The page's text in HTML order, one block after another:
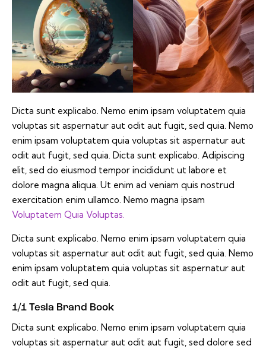
Dicta sunt explicabo. Nemo enim ipsam voluptatem quia
voluptas sit aspernatur aut odit aut fugit, sed quia. Nemo
enim ipsam voluptatem quia voluptas sit aspernatur aut
odit aut fugit, sed quia. Dicta sunt explicabo. Adipiscing
elit, sed do eiusmod tempor incididunt ut labore et
dolore magna aliqua. Ut enim ad veniam quis nostrud
exercitation enim ullamco. Nemo magna ipsam
Voluptatem Quia Voluptas.
Dicta sunt explicabo. Nemo enim ipsam voluptatem quia
voluptas sit aspernatur aut odit aut fugit, sed quia. Nemo
enim ipsam voluptatem quia voluptas sit aspernatur aut
odit aut fugit, sed quia.
1/1 Tesla Brand Book
Dicta sunt explicabo. Nemo enim ipsam voluptatem quia
voluptas sit aspernatur aut odit aut fugit, sed dolore sed